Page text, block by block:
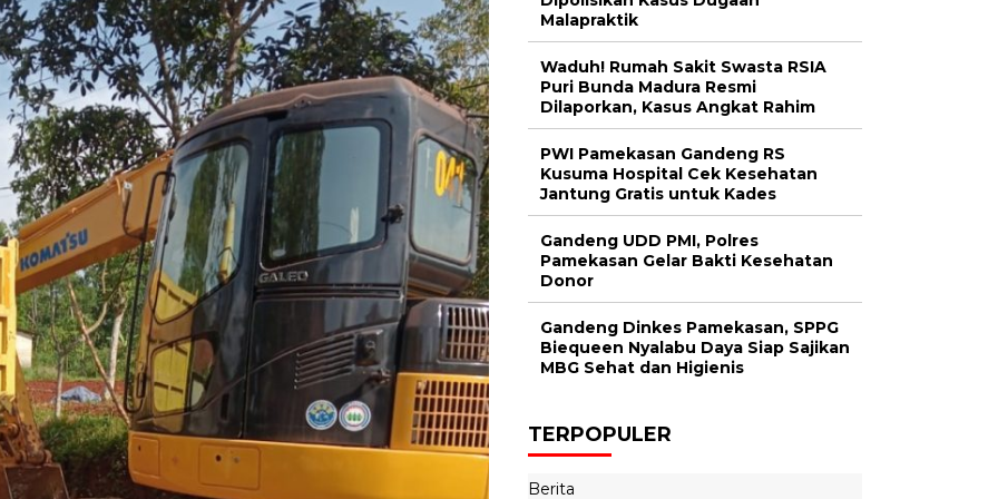
Malapraktik
Waduh! Rumah Sakit Swasta RSIA
Puri Bunda Madura Resmi
Dilaporkan, Kasus Angkat Rahim
PWI Pamekasan Gandeng RS
Kusuma Hospital Cek Kesehatan
Jantung Gratis untuk Kades
Gandeng UDD PMI, Polres
Pamekasan Gelar Bakti Kesehatan
Donor
Gandeng Dinkes Pamekasan, SPPG
Biequeen Nyalabu Daya Siap Sajikan
MBG Sehat dan Higienis
TERPOPULER
Berita